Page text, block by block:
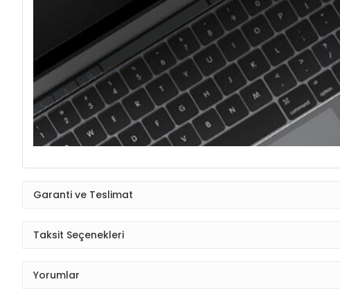
Garanti ve Teslimat
Taksit Seçenekleri
Yorumlar